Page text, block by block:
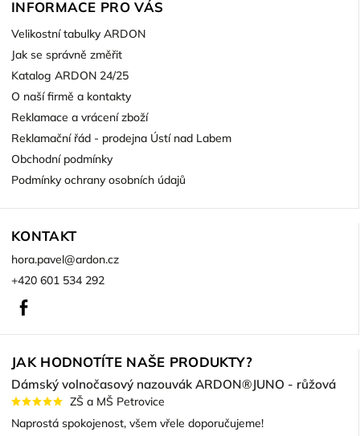
INFORMACE PRO VÁS
Velikostní tabulky ARDON
Jak se správně změřit
Katalog ARDON 24/25
O naší firmě a kontakty
Reklamace a vrácení zboží
Reklamační řád - prodejna Ústí nad Labem
Obchodní podmínky
Podmínky ochrany osobních údajů
KONTAKT
hora.pavel@ardon.cz
+420 601 534 292
JAK HODNOTÍTE NAŠE PRODUKTY?
Dámský volnočasový nazouvák ARDON®JUNO - růžová
ZŠ a MŠ Petrovice
Naprostá spokojenost, všem vřele doporučujeme!